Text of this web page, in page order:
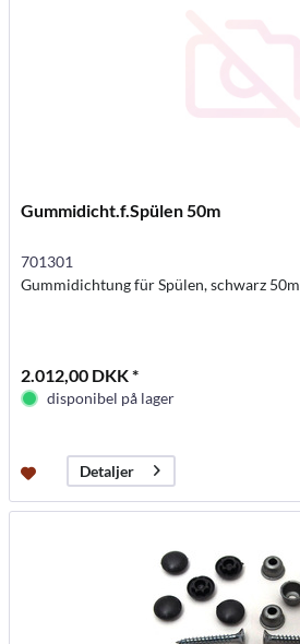
Gummidicht.f.Spülen 50m
701301
Gummidichtung für Spülen, schwarz 50m
2.012,00 DKK *
disponibel på lager
Detaljer